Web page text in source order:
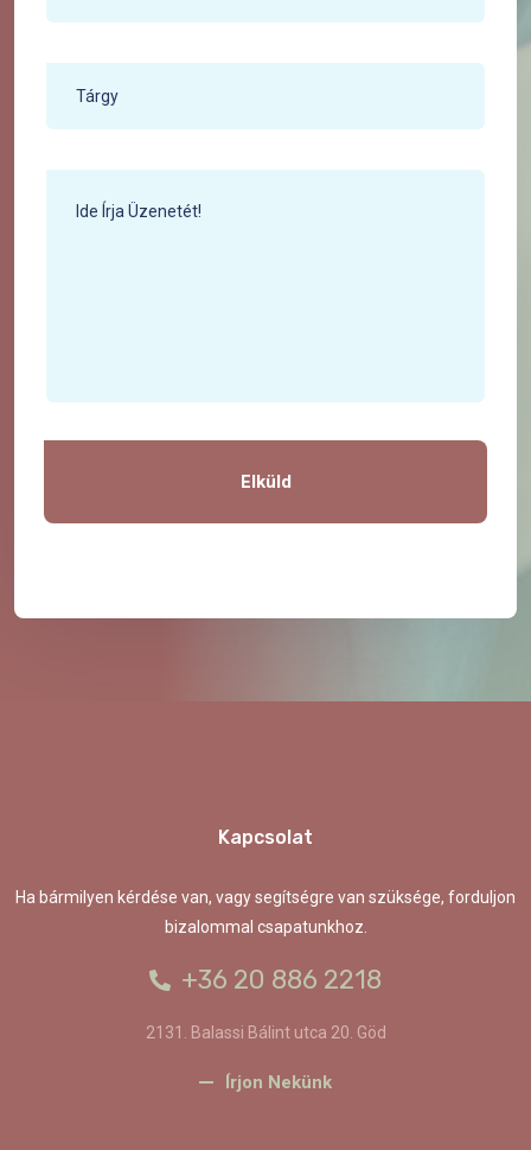
Kapcsolat
Ha bármilyen kérdése van, vagy segítségre van szüksége, forduljon
bizalommal csapatunkhoz.
+36 20 886 2218
2131. Balassi Bálint utca 20. Göd
Írjon Nekünk